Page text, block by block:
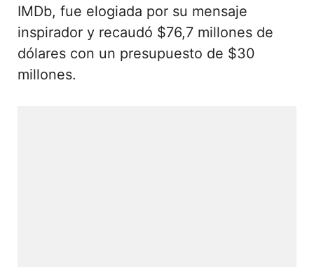
IMDb, fue elogiada por su mensaje
inspirador y recaudó $76,7 millones de
dólares con un presupuesto de $30
millones.